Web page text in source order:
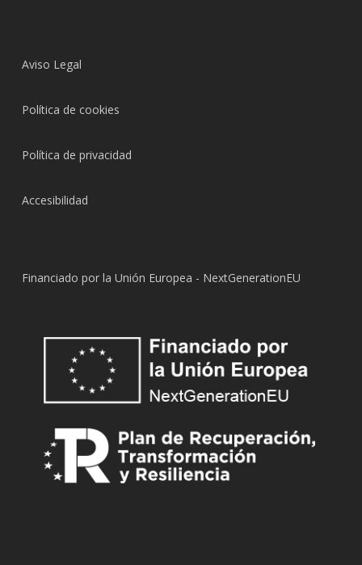
Aviso Legal
Política de cookies
Política de privacidad
Accesibilidad
Financiado por la Unión Europea - NextGenerationEU